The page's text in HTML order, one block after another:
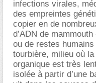
infections virales,
des empreintes
copier en de
d’ADN de
ou de restes
tourbière, milieu où
organique est très
isolée à partir d’une